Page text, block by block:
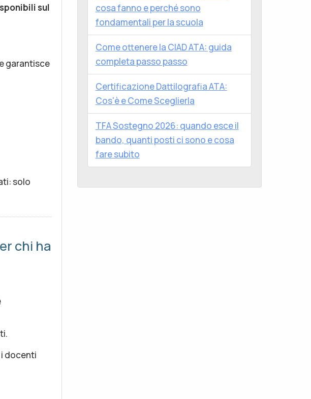
sul
garantisce
solo
chi ha
docenti
cosa fanno e perché sono
fondamentali per la scuola
Come ottenere la CIAD ATA: guida
completa passo passo
Certificazione Dattilografia ATA:
Cos'è e Come Sceglierla
TFA Sostegno 2026: quando esce il
bando, quanti posti ci sono e cosa
fare subito